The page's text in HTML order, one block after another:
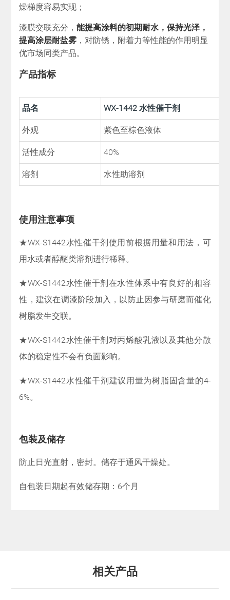
燥梯度容易实现；
漆膜交联充分，能提高涂料的初期耐水，保持光泽，
提高涂层耐盐雾 ，对防锈，附着力等性能的作用明显
优市场同类产品。
产品指标
品名 WX-1442 水性催干剂
外观 紫色至棕色液体
活性成分 40%
溶剂 水性助溶剂
使用注意事项
★WX-S1442水性催干剂使用前根据用量和用法，可
用水或者醇醚类溶剂进行稀释。
★WX-S1442水性催干剂在水性体系中有良好的相容
性，建议在调漆阶段加入，以防止因参与研磨而催化
树脂发生交联。
★WX-S1442水性催干剂对丙烯酸乳液以及其他分散
体的稳定性不会有负面影响。
★WX-S1442水性催干剂建议用量为树脂固含量的4-
6%。
包装及储存
防止日光直射，密封。储存于通风干燥处。
自包装日期起有效储存期：6个月
相关产品